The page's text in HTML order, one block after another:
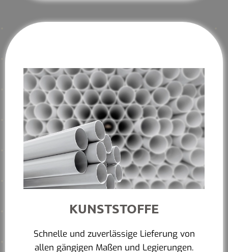
KUNSTSTOFFE
Schnelle und zuverlässige Lieferung von
allen gängigen Maßen und Legierungen.